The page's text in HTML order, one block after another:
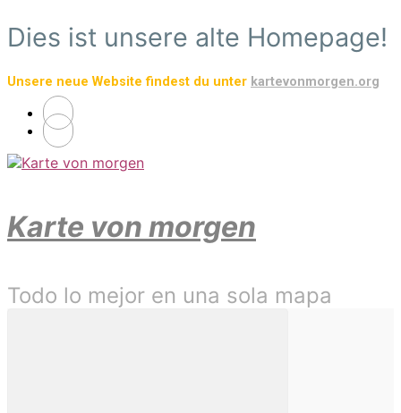
Saltar
al
principal
Dies ist unsere alte Homepage!
Unsere neue Website findest du unter kartevonmorgen.org
Karte von morgen
Todo lo mejor en una sola mapa